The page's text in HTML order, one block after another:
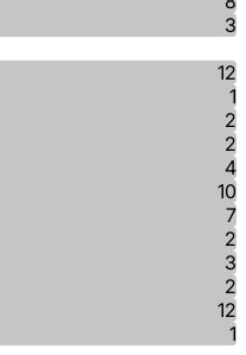
3
12
1
2
2
4
10
7
2
3
2
12
1